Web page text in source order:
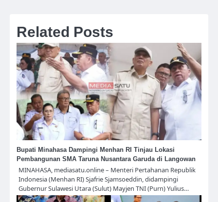
Related Posts
Bupati Minahasa Dampingi Menhan RI Tinjau Lokasi
Pembangunan SMA Taruna Nusantara Garuda di Langowan
MINAHASA, mediasatu.online – Menteri Pertahanan Republik
Indonesia (Menhan RI) Sjafrie Sjamsoeddin, didampingi
Gubernur Sulawesi Utara (Sulut) Mayjen TNI (Purn) Yulius…